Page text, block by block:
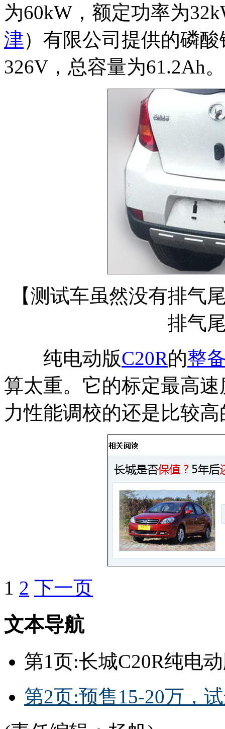
为60kW，额定功率为
津）有限公司提供的磷
326V，总容量为61.2Ah。
【测试车虽然没有排气
排气
纯电动版C20R的整
算太重。它的标定最高
力性能调校的还是比较高
1 2 下一页
文本导航
第1页:长城C20R纯电
第2页:预售15-20万，